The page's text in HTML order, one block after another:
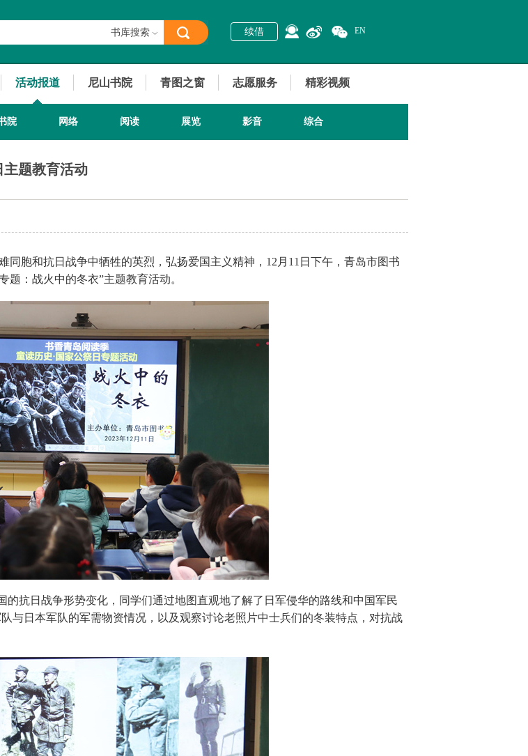
书库搜索 续借 EN
活动报道 尼山书院 青图之窗 志愿服务 精彩视频
院 网络 阅读 展览 影音 综合
题教育活动
同胞和抗日战争中牺牲的英烈，弘扬爱国主义精神，12月11日下午，青岛市图书
题：战火中的冬衣”主题教育活动。
的抗日战争形势变化，同学们通过地图直观地了解了日军侵华的路线和中国军民
与日本军队的军需物资情况，以及观察讨论老照片中士兵们的冬装特点，对抗战